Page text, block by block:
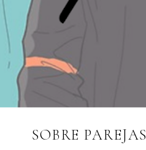
SOBRE PAREJAS